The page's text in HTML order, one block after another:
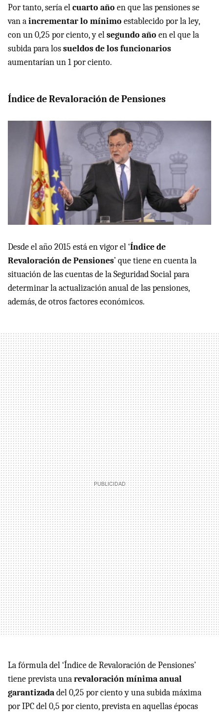
Por tanto, sería elcuarto año en que las pensiones se
van aincrementar lo mínimo establecido por la ley,
con un 0,25 por ciento, y elsegundo año en el que la
subida para lossueldos de los funcionarios
aumentarían un 1 por ciento.
Índice de Revaloración de Pensiones
Desde el año 2015 está en vigor el ‘Índice de
Revaloración de Pensiones’ que tiene en cuenta la
situación de las cuentas de la Seguridad Social para
determinar la actualización anual de las pensiones,
además, de otros factores económicos.
La fórmula del ‘Índice de Revaloración de Pensiones’
tiene prevista unarevaloración mínima anual
garantizadadel 0,25 por ciento y una subida máxima
por IPC del 0,5 por ciento, prevista en aquellas épocas